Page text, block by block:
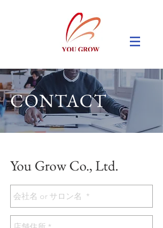
CONTACT
You Grow Co., Ltd.